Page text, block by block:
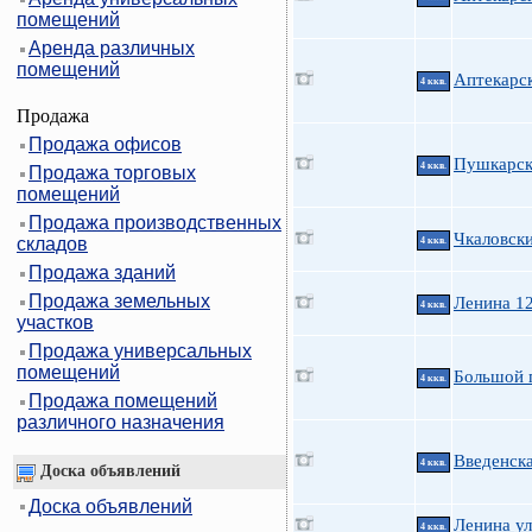
помещений
Аренда различных
помещений
Продажа
Продажа офисов
Продажа торговых
помещений
Продажа производственных
складов
Продажа зданий
Продажа земельных
участков
Продажа универсальных
помещений
Продажа помещений
различного назначения
Доска объявлений
Доска объявлений
4 ккв.
4 ккв.
4 ккв.
4 ккв. Ленина
4 ккв. Большой
4 ккв.
4 ккв. Ленина